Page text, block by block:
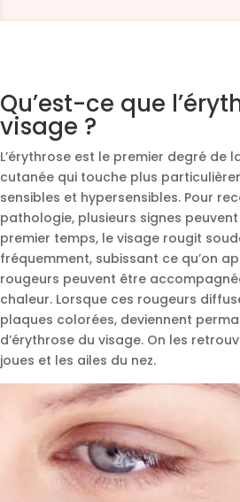
Qu’est-ce que
visage ?
L’érythrose est le premier degré de
cutanée qui touche plus
sensibles et hypersensibles. Pour
pathologie, plusieurs signes
premier temps, le visage rougit
fréquemment, subissant ce qu’on
rougeurs peuvent être
chaleur. Lorsque ces rougeurs
plaques colorées, deviennent
d’érythrose du visage. On les
joues et les ailes du nez.